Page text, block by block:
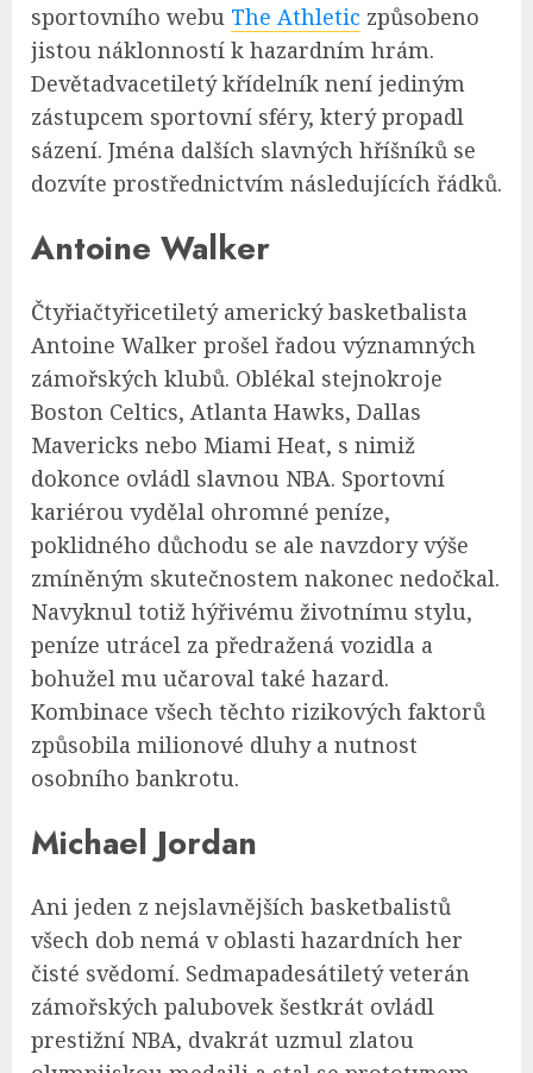
sportovního webu The Athletic způsobeno
jistou náklonností k hazardním hrám.
Devětadvacetiletý křídelník není jediným
zástupcem sportovní sféry, který propadl
sázení. Jména dalších slavných hříšníků se
dozvíte prostřednictvím následujících řádků.
Antoine Walker
Čtyřiačtyřicetiletý americký basketbalista
Antoine Walker prošel řadou významných
zámořských klubů. Oblékal stejnokroje
Boston Celtics, Atlanta Hawks, Dallas
Mavericks nebo Miami Heat, s nimiž
dokonce ovládl slavnou NBA. Sportovní
kariérou vydělal ohromné peníze,
poklidného důchodu se ale navzdory výše
zmíněným skutečnostem nakonec nedočkal.
Navyknul totiž hýřivému životnímu stylu,
peníze utrácel za předražená vozidla a
bohužel mu učaroval také hazard.
Kombinace všech těchto rizikových faktorů
způsobila milionové dluhy a nutnost
osobního bankrotu.
Michael Jordan
Ani jeden z nejslavnějších basketbalistů
všech dob nemá v oblasti hazardních her
čisté svědomí. Sedmapadesátiletý veterán
zámořských palubovek šestkrát ovládl
prestižní NBA, dvakrát uzmul zlatou